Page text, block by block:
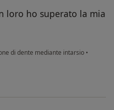
loro ho superato la mia
di dente mediante intarsio •